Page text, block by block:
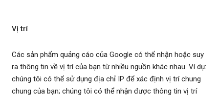
Vị trí
Các sản phẩm quảng cáo của Google có thể nhận hoặc suy
ra thông tin về vị trí của bạn từ nhiều nguồn khác nhau. Ví dụ:
chúng tôi có thể sử dụng địa chỉ IP để xác định vị trí chung
chung của bạn; chúng tôi có thể nhận được thông tin vị trí